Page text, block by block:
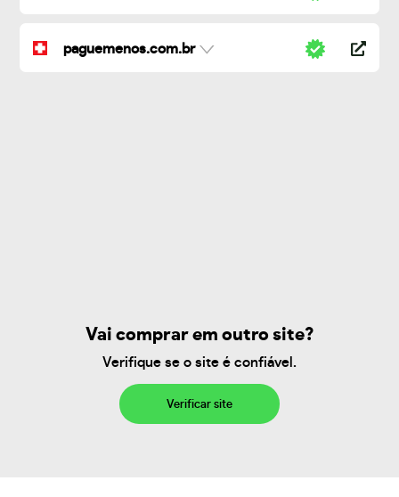
paguemenos.com.br
Vai comprar em outro site?
Verifique se o site é confiável.
Verificar site